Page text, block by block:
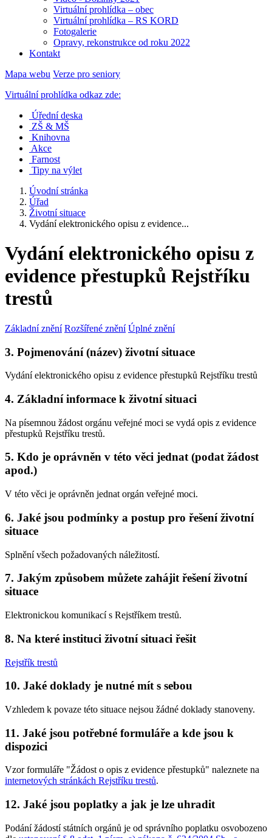
Virtuální prohlídka – obec
Virtuální prohlídka – RS KORD
Fotogalerie
Opravy, rekonstrukce od roku 2022
Kontakt
Mapa webu Verze pro seniory
Virtuální prohlídka odkaz zde:
Úřední deska
ZŠ & MŠ
Knihovna
Akce
Farnost
Tipy na výlet
Úvodní stránka
Úřad
Životní situace
Vydání elektronického opisu z evidence...
Vydání elektronického opisu z
evidence přestupků Rejstříku
trestů
Základní znění Rozšířené znění Úplné znění
3. Pojmenování (název) životní situace
Vydání elektronického opisu z evidence přestupků Rejstříku trestů
4. Základní informace k životní situaci
Na písemnou žádost orgánu veřejné moci se vydá opis z evidence
přestupků Rejstříku trestů.
5. Kdo je oprávněn v této věci jednat (podat žádost
apod.)
V této věci je oprávněn jednat orgán veřejné moci.
6. Jaké jsou podmínky a postup pro řešení životní
situace
Splnění všech požadovaných náležitostí.
7. Jakým způsobem můžete zahájit řešení životní
situace
Elektronickou komunikací s Rejstříkem trestů.
8. Na které instituci životní situaci řešit
Rejstřík trestů
10. Jaké doklady je nutné mít s sebou
Vzhledem k povaze této situace nejsou žádné doklady stanoveny.
11. Jaké jsou potřebné formuláře a kde jsou k
dispozici
Vzor formuláře "Žádost o opis z evidence přestupků" naleznete na
internetových stránkách Rejstříku trestů.
12. Jaké jsou poplatky a jak je lze uhradit
Podání žádostí státních orgánů je od správního poplatku osvobozeno